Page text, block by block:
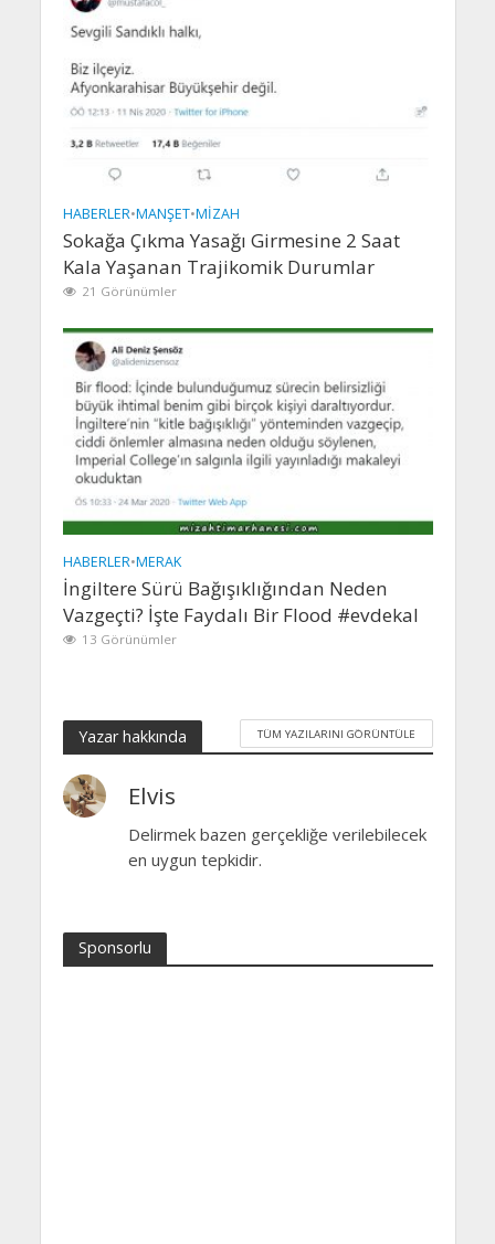
HABERLER•MANŞET•MIZAH
Sokağa Çıkma Yasağı Girmesine 2 Saat
Kala Yaşanan Trajikomik Durumlar
21 Görünümler
HABERLER•MERAK
İngiltere Sürü Bağışıklığından Neden
Vazgeçti? İşte Faydalı Bir Flood #evdekal
13 Görünümler
Yazar hakkında TÜM YAZILARINI GÖRÜNTÜLE
Elvis
Delirmek bazen gerçekliğe verilebilecek
en uygun tepkidir.
Sponsorlu